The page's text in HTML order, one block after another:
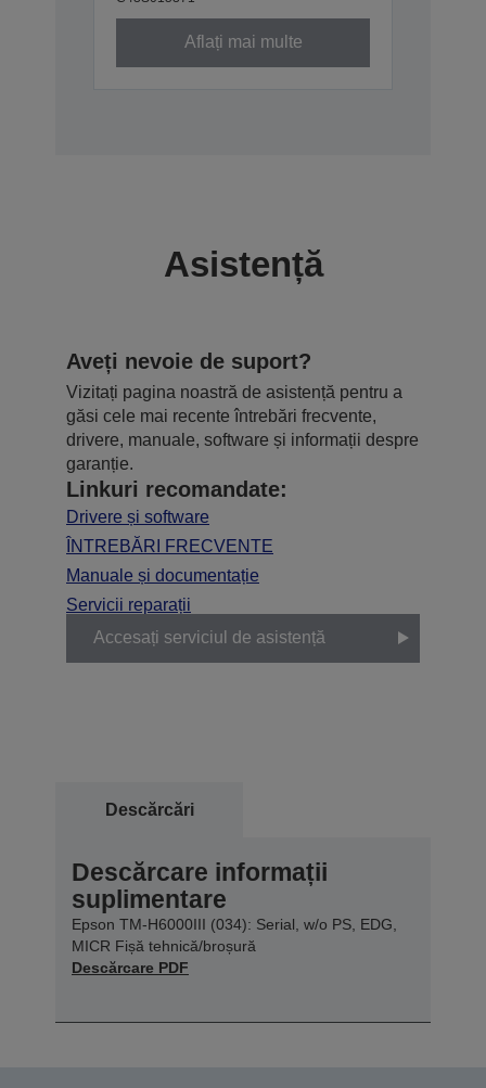
Aflați mai multe
Asistență
Aveți nevoie de suport?
Vizitați pagina noastră de asistență pentru a
găsi cele mai recente întrebări frecvente,
drivere, manuale, software și informații despre
garanție.
Linkuri recomandate:
Drivere și software
ÎNTREBĂRI FRECVENTE
Manuale și documentație
Servicii reparații
Accesați serviciul de asistență
Descărcări
Descărcare informații
suplimentare
Epson TM-H6000III (034): Serial, w/o PS, EDG,
MICR Fișă tehnică/broșură
Descărcare PDF